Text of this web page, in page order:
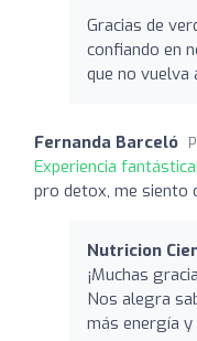
Gracias de
confiando en
que no vuelva
Fernanda Barceló
Experiencia fantástica:
pro detox, me siento
Nutricion
¡Muchas
Nos alegra
más energía y